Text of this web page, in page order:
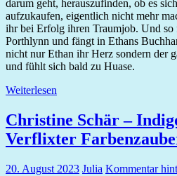
darum geht, herauszufinden, ob es
aufzukaufen, eigentlich nicht mehr
ihr bei Erfolg ihren Traumjob. Und so
Porthlynn und fängt in Ethans
nicht nur Ethan ihr Herz sondern der
und fühlt sich bald zu Huase.
Weiterlesen
Christine Schär –
Verflixter
20. August 2023 Julia Kommentar